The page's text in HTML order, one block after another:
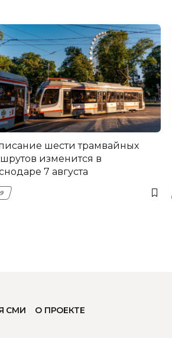
шести трамвайных
изменится в
7 августа
СМИ О ПРОЕКТЕ